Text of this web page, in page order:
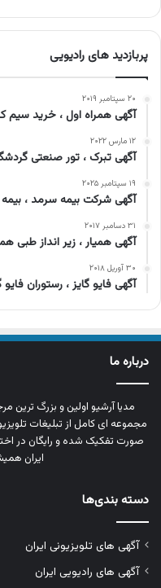
پربازدید های رادیویی
۲۰ سپتامبر ۲۰۱۹
آگهی همراه اول ، خرید سیم
۱۲ مارس ۲۰۲۲
آگهی تبرک ، تور صنعتی
۱۹ سپتامبر ۲۰۲۵
آگهی شرکت بیمه سرمد ،
۳۱ دسامبر ۲۰۱۷
آگهی همیار ، زیر انداز طبی
۳۰ آوریل ۲۰۱۸
آگهی فایو گایز ، رستوران فایو
درباره ما
مدیا آرشیو اولین و بزرگ‌ ترین
مجموعه‌ ای کامل از تبلیغات
صورت تفکیک‌ شده و رایگان در
ایران
دسته بندی‌ها
آگهی های تلویزیونی ایران
آگهی های رادیویی ایران